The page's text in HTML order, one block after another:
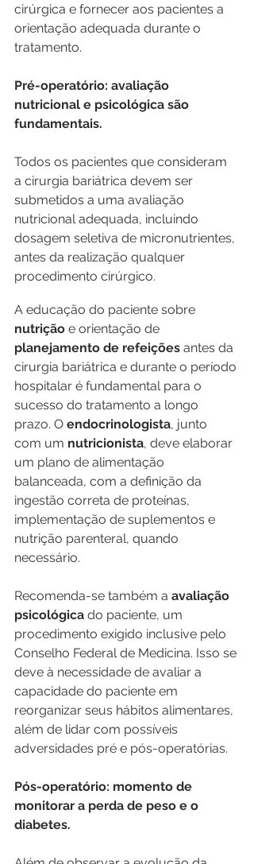
cirúrgica e fornecer aos pacientes a
orientação adequada durante o
tratamento.
Pré-operatório: avaliação
nutricional e psicológica são
fundamentais.
Todos os pacientes que consideram
a cirurgia bariátrica devem ser
submetidos a uma avaliação
nutricional adequada, incluindo
dosagem seletiva de micronutrientes,
antes da realização qualquer
procedimento cirúrgico.
A educação do paciente sobre
nutrição e orientação de
planejamento de refeições antes da
cirurgia bariátrica e durante o período
hospitalar é fundamental para o
sucesso do tratamento a longo
prazo. O endocrinologista, junto
com um nutricionista, deve elaborar
um plano de alimentação
balanceada, com a definição da
ingestão correta de proteínas,
implementação de suplementos e
nutrição parenteral, quando
necessário.
Recomenda-se também a avaliação
psicológica do paciente, um
procedimento exigido inclusive pelo
Conselho Federal de Medicina. Isso se
deve à necessidade de avaliar a
capacidade do paciente em
reorganizar seus hábitos alimentares,
além de lidar com possíveis
adversidades pré e pós-operatórias.
Pós-operatório: momento de
monitorar a perda de peso e o
diabetes.